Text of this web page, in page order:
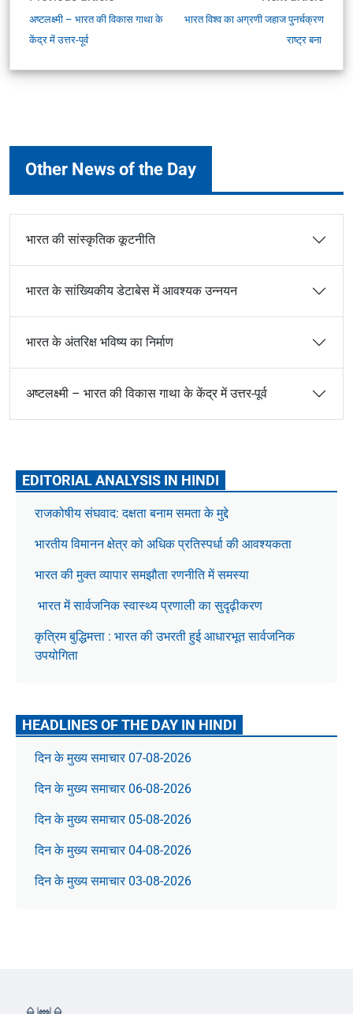
अष्टलक्ष्मी – भारत की विकास गाथा के
केंद्र में उत्तर-पूर्व
भारत विश्व का अग्रणी जहाज पुनर्चक्रण
राष्ट्र बना
Other News of the Day
भारत की सांस्कृतिक कूटनीति
भारत के सांख्यिकीय डेटाबेस में आवश्यक उन्नयन
भारत के अंतरिक्ष भविष्य का निर्माण
अष्टलक्ष्मी – भारत की विकास गाथा के केंद्र में उत्तर-पूर्व
EDITORIAL ANALYSIS IN HINDI
राजकोषीय संघवाद: दक्षता बनाम समता के मुद्दे
भारतीय विमानन क्षेत्र को अधिक प्रतिस्पर्धा की आवश्यकता
भारत की मुक्त व्यापार समझौता रणनीति में समस्या
भारत में सार्वजनिक स्वास्थ्य प्रणाली का सुदृढ़ीकरण
कृत्रिम बुद्धिमत्ता : भारत की उभरती हुई आधारभूत सार्वजनिक
उपयोगिता
HEADLINES OF THE DAY IN HINDI
दिन के मुख्य समाचार 07-08-2026
दिन के मुख्य समाचार 06-08-2026
दिन के मुख्य समाचार 05-08-2026
दिन के मुख्य समाचार 04-08-2026
दिन के मुख्य समाचार 03-08-2026